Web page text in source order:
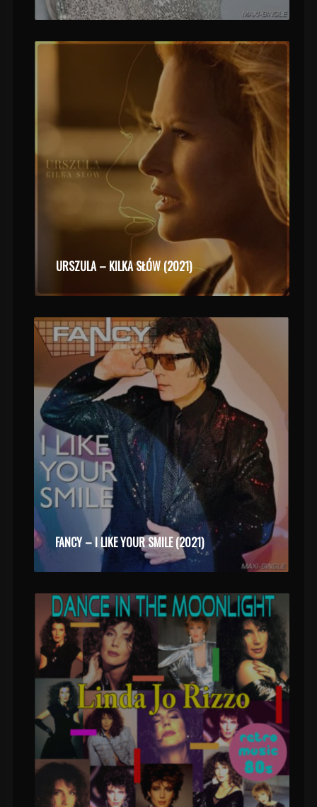
URSZULA – KILKA SŁÓW (2021)
FANCY – I LIKE YOUR SMILE (2021)